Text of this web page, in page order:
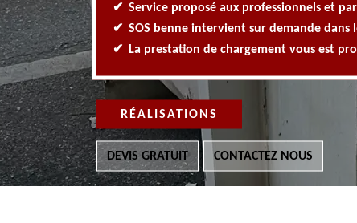
Service proposé aux professionnels et
SOS benne intervient sur demande dans
La prestation de chargement vous est
RÉALISATIONS
DEVIS GRATUIT CONTACTEZ NOUS